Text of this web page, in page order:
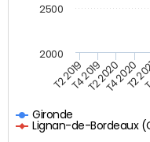
Gironde
Lignan-de-Bordeaux
T2 2019T4 2019T2 2020T4 2020
T2
2000
2500